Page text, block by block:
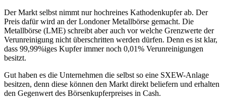
Der Markt selbst nimmt nur hochreines Kathodenkupfer ab. Der
Preis dafür wird an der Londoner Metallbörse gemacht. Die
Metallbörse (LME) schreibt aber auch vor welche Grenzwerte der
Verunreinigung nicht überschritten werden dürfen. Denn es ist klar,
dass 99,99%iges Kupfer immer noch 0,01% Verunreinigungen
besitzt.
Gut haben es die Unternehmen die selbst so eine SXEW-Anlage
besitzen, denn diese können den Markt direkt beliefern und erhalten
den Gegenwert des Börsenkupferpreises in Cash.